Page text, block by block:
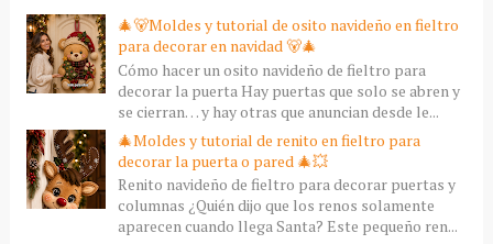
🎄🐻Moldes y tutorial de osito navideño en fieltro
para decorar en navidad 🐻🎄
Cómo hacer un osito navideño de fieltro para
decorar la puerta Hay puertas que solo se abren y
se cierran… y hay otras que anuncian desde le...
🎄Moldes y tutorial de renito en fieltro para
decorar la puerta o pared 🎄💥
Renito navideño de fieltro para decorar puertas y
columnas ¿Quién dijo que los renos solamente
aparecen cuando llega Santa? Este pequeño ren...